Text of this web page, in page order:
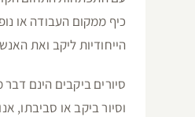
כיף ממקום העבודה או
הייחודיות ליקב ואת
סיורים ביקבים הינם
וסיור ביקב או סביבתו,